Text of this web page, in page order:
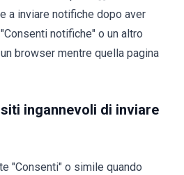
a inviare notifiche dopo aver
notifiche" o un altro
browser mentre quella pagina
ingannevoli di inviare
"Consenti" o simile quando